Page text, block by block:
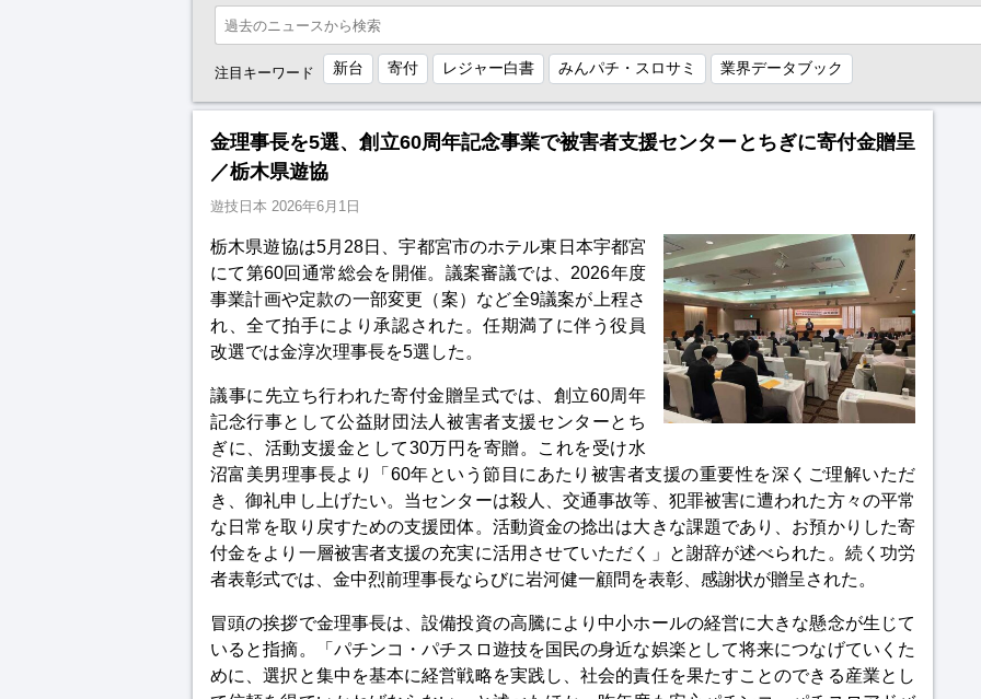
注目キーワード 新台 寄付 レジャー白書 みんパチ・スロサミ 業界データブック
金理事長を5選、創立60周年記念事業で被害者支援センターとちぎに寄付金贈呈
／栃木県遊協
遊技日本 2026年6月1日
栃木県遊協は5月28日、宇都宮市のホテル東日本宇都宮
にて第60回通常総会を開催。議案審議では、2026年度
事業計画や定款の一部変更（案）など全9議案が上程さ
れ、全て拍手により承認された。任期満了に伴う役員
改選では金淳次理事長を5選した。
議事に先立ち行われた寄付金贈呈式では、創立60周年
記念行事として公益財団法人被害者支援センターとち
ぎに、活動支援金として30万円を寄贈。これを受け水
沼富美男理事長より「60年という節目にあたり被害者支援の重要性を深くご理解いただ
き、御礼申し上げたい。当センターは殺人、交通事故等、犯罪被害に遭われた方々の平常
な日常を取り戻すための支援団体。活動資金の捻出は大きな課題であり、お預かりした寄
付金をより一層被害者支援の充実に活用させていただく」と謝辞が述べられた。続く功労
者表彰式では、金中烈前理事長ならびに岩河健一顧問を表彰、感謝状が贈呈された。
冒頭の挨拶で金理事長は、設備投資の高騰により中小ホールの経営に大きな懸念が生じて
いると指摘。「パチンコ・パチスロ遊技を国民の身近な娯楽として将来につなげていくた
めに、選択と集中を基本に経営戦略を実践し、社会的責任を果たすことのできる産業とし